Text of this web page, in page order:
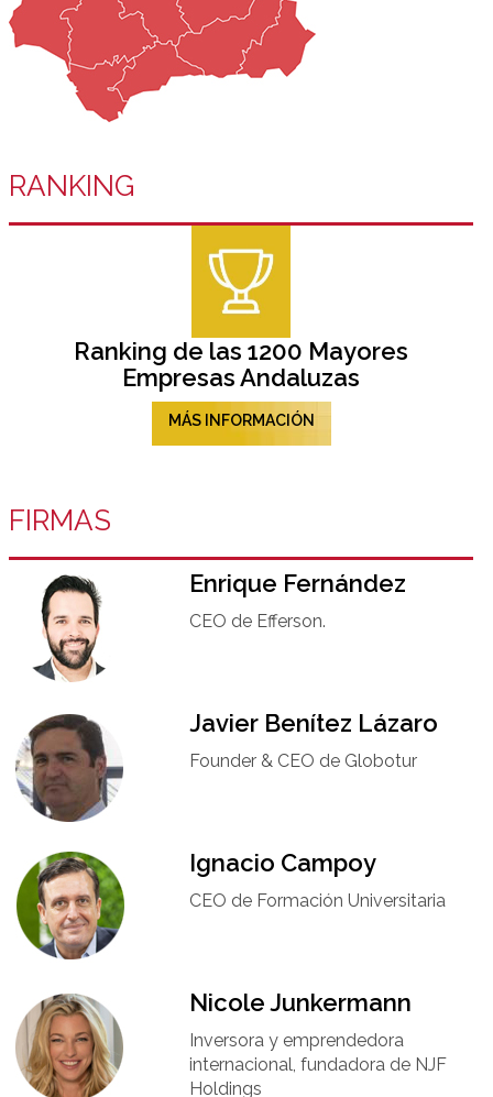
RANKING
Ranking de las 1200 Mayores
Empresas Andaluzas
MÁS INFORMACIÓN
FIRMAS
Enrique Fernández
CEO de Efferson.
Javier Benítez Lázaro
Founder & CEO de Globotur​
Ignacio Campoy​
CEO de Formación Universitaria​
Nicole Junkermann​
Inversora y emprendedora
internacional, fundadora de NJF
Holdings